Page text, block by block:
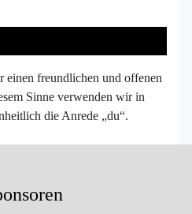
freundlichen und offenen
Sinne verwenden wir in
die Anrede „du“.